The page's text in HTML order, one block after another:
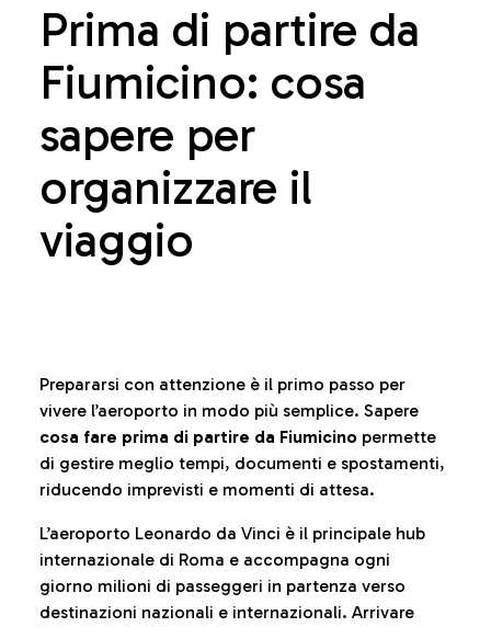
Prima di partire da
Fiumicino: cosa
sapere per
organizzare il
viaggio
Prepararsi con attenzione è il primo passo per
vivere l’aeroporto in modo più semplice. Sapere
cosa fare prima di partire da Fiumicino permette
di gestire meglio tempi, documenti e spostamenti,
riducendo imprevisti e momenti di attesa.
L’aeroporto Leonardo da Vinci è il principale hub
internazionale di Roma e accompagna ogni
giorno milioni di passeggeri in partenza verso
destinazioni nazionali e internazionali. Arrivare